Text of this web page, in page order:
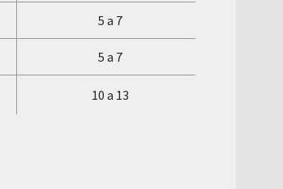
5 a 7
5 a 7
10 a 13